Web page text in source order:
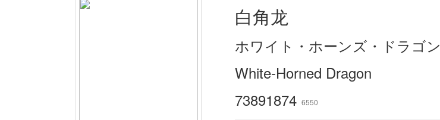
白角龙
ホワイト・ホーンズ・ドラゴン
White-Horned Dragon
73891874 6550